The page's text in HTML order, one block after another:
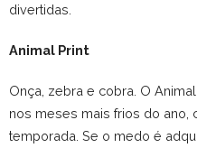
divertidas.
Animal Print
Onça, zebra e cobra. O
nos meses mais frios do ano,
temporada. Se o medo é